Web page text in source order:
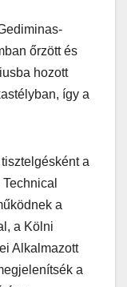
őrzött és
hozott
így a
a
a
a Kölni
Alkalmazott
a